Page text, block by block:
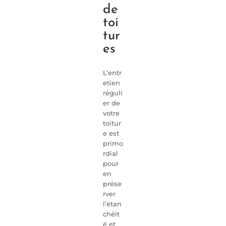
de
toi
tur
es
L’entr
etien
réguli
er de
votre
toitur
e est
primo
rdial
pour
en
prése
rver
l’étan
chéit
é et